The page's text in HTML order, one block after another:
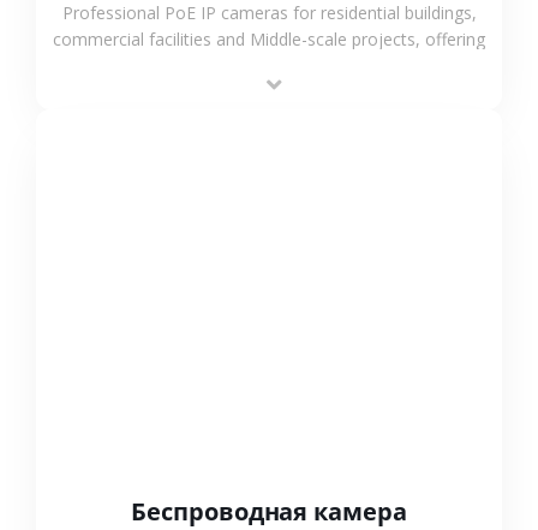
Professional PoE IP cameras for residential buildings,
commercial facilities and Middle-scale projects, offering
support.
Беспроводная камера